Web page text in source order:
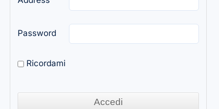
Password
Ricordami